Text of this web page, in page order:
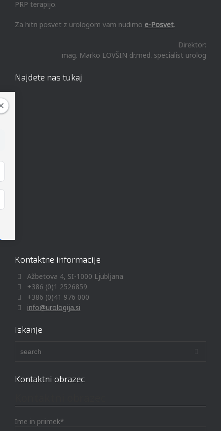
PRP terapijo.
Za hitri posvet z urologom vam nudimo e-Posvet.
Direktor:
mag. Marko LOVŠIN dr.med. specialist urolog
Najdete nas tukaj
Kontaktne informacije
Ažbetova 4, SI-1000 Ljubljana
+386 (0)1 2526859
+386 (0)41 976 000
info@urologija.si
Iskanje
Kontaktni obrazec
Ime in priimek*